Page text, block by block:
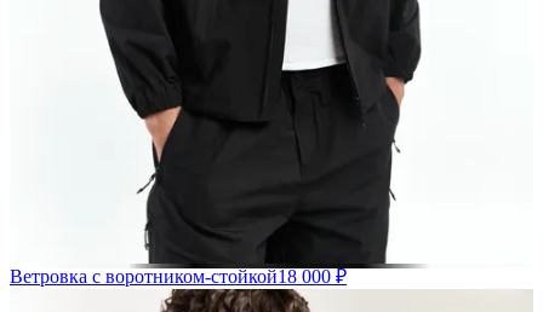
Ветровка с воротником-стойкой18 000 ₽